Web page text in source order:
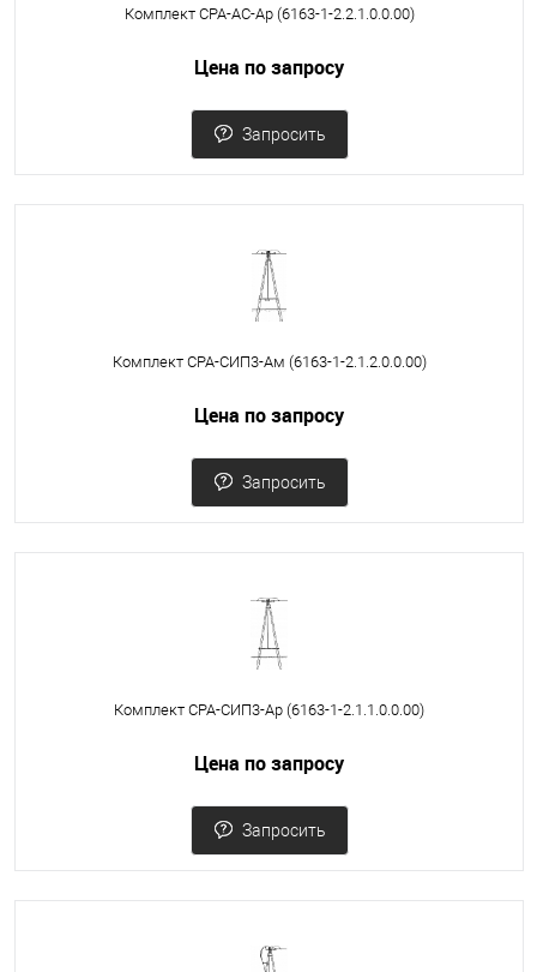
Комплект СРА-АС-Ар (6163-1-2.2.1.0.0.00)
Цена по запросу
Запросить
Комплект СРА-СИП3-Ам (6163-1-2.1.2.0.0.00)
Цена по запросу
Запросить
Комплект СРА-СИП3-Ар (6163-1-2.1.1.0.0.00)
Цена по запросу
Запросить